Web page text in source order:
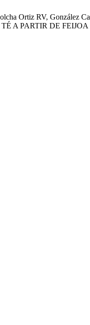
Ortiz RV,
A PARTIR DE FEIJOA